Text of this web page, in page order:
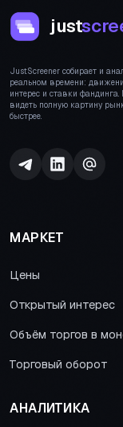
just
JustScreener собирает и
реальном времени:
интерес и ставки
видеть полную картину
быстрее.
МАРКЕТ
Цены
Открытый интерес
Объём торгов в
Торговый оборот
АНАЛИТИКА